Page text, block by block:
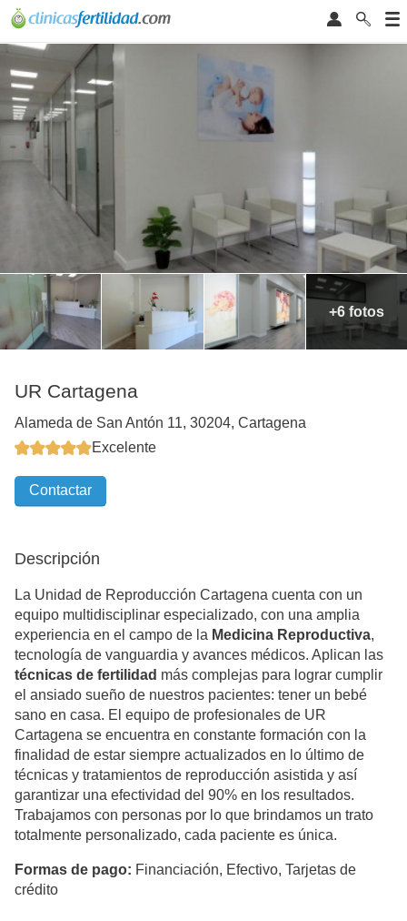
+6 fotos
UR Cartagena
Alameda de San Antón 11, 30204, Cartagena
Excelente
Contactar
Descripción
La Unidad de Reproducción Cartagena cuenta con un
equipo multidisciplinar especializado, con una amplia
experiencia en el campo de la Medicina Reproductiva,
tecnología de vanguardia y avances médicos. Aplican las
técnicas de fertilidad más complejas para lograr cumplir
el ansiado sueño de nuestros pacientes: tener un bebé
sano en casa. El equipo de profesionales de UR
Cartagena se encuentra en constante formación con la
finalidad de estar siempre actualizados en lo último de
técnicas y tratamientos de reproducción asistida y así
garantizar una efectividad del 90% en los resultados.
Trabajamos con personas por lo que brindamos un trato
totalmente personalizado, cada paciente es única.
Formas de pago: Financiación, Efectivo, Tarjetas de
crédito